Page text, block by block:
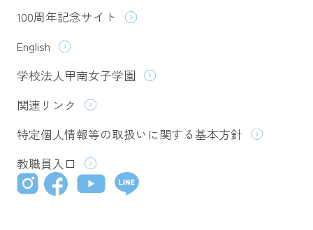
100周年記念サイト
English
学校法人甲南女子学園
関連リンク
特定個人情報等の取扱いに関する基本方針
教職員入口